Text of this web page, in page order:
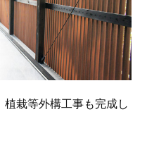
栽等外構工事も完成し